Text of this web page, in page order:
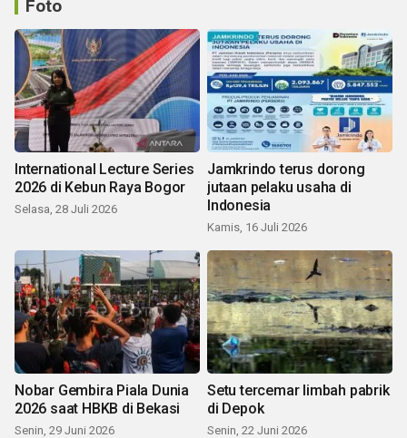
Foto
International Lecture Series
2026 di Kebun Raya Bogor
Selasa, 28 Juli 2026
Jamkrindo terus dorong
jutaan pelaku usaha di
Indonesia
Kamis, 16 Juli 2026
Nobar Gembira Piala Dunia
2026 saat HBKB di Bekasi
Senin, 29 Juni 2026
Setu tercemar limbah pabrik
di Depok
Senin, 22 Juni 2026